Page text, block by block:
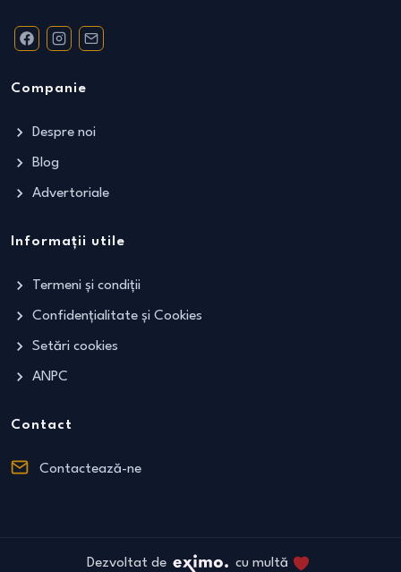
Companie
Despre noi
Blog
Advertoriale
Informații utile
Termeni și condiții
Confidențialitate și Cookies
Setări cookies
ANPC
Contact
Contactează-ne
Dezvoltat de cu multă